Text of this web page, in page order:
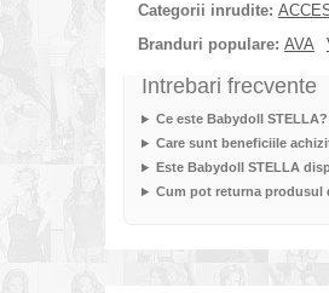
Categorii inrudite:
Branduri populare: AVA
Intrebari frecvente
Ce este Babydoll STELLA?
Care sunt beneficiile
Este Babydoll STELLA
Cum pot returna produsul